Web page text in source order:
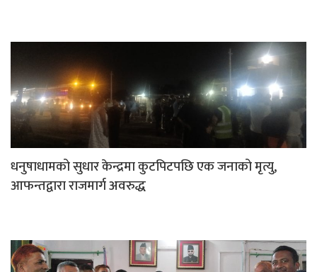
धनुषाधामको सुधार केन्द्रमा कुटपिटपछि एक जनाको मृत्यु,
आफन्तद्वारा राजमार्ग अवरुद्ध